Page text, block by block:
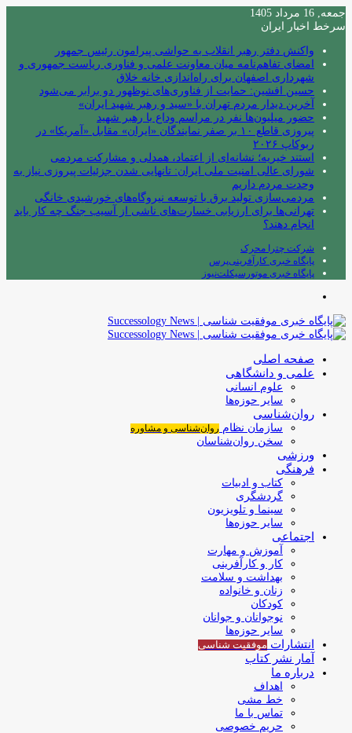
جمعه, 16 مرداد 1405
سرخط اخبار ایران
واکنش دفتر رهبر انقلاب به حواشی پیرامون رئیس جمهور
امضای تفاهم‌نامه میان معاونت علمی و فناوری ریاست جمهوری و
شهرداری اصفهان برای راه‌اندازی خانه خلاق
حسین افشین: حمایت از فناوری‌های نوظهور دو برابر می‌شود
آخرین دیدار مردم تهران با «سید و رهبر شهید ایران»
حضور میلیون‌ها نفر در مراسم وداع با رهبر شهید
پیروزی قاطع ۱۰ بر صفر نمایندگان «ایران» مقابل «آمریکا» در
ربوکاپ ۲۰۲۶
استند خیریه؛ نشانه‌ای از اعتماد، همدلی و مشارکت مردمی
شورای عالی امنیت ملی ایران: تانهایی شدن جزئیات پیروزی نیاز به
وحدت مردم داریم
مردمی‌سازی تولید برق با توسعه نیروگاه‌های خورشیدی خانگی
تهرانی‌ها برای ارزیابی خسارت‌های ناشی از آسیب جنگ چه کار باید
انجام دهند؟
شرکت چترا محرک
پایگاه خبری کارآفرینی‌پرس
پایگاه خبری موتورسیکلت‌نیوز
صفحه اصلی
علمی و دانشگاهی
علوم انسانی
سایر حوزه‌ها
روان‌شناسی
سازمان نظام روان‌شناسی و مشاوره
سخن روان‌شناسان
ورزشی
فرهنگی
کتاب و ادبیات
گردشگری
سینما و تلویزیون
سایر حوزه‌ها
اجتماعی
آموزش و مهارت
کار و کارآفرینی
بهداشت و سلامت
زنان و خانواده
کودکان
نوجوانان و جوانان
سایر حوزه‌ها
انتشارات موفقیت‌ شناسی
آمار نشر کتاب
درباره ما
اهداف
خط مشی
تماس با ما
حریم خصوصی